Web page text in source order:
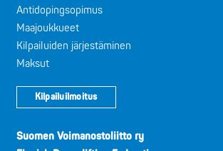
Antidopingsopimus
Maajoukkueet
Kilpailuiden järjestäminen
Maksut
Kilpailuilmoitus
Suomen Voimanostoliitto ry